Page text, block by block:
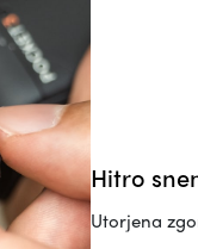
Hitro
Utorjena